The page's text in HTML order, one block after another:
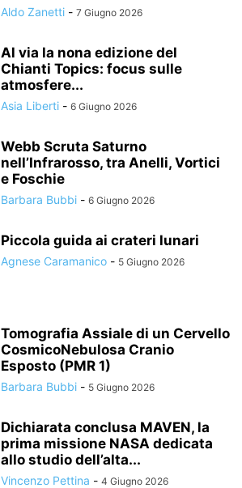
Aldo Zanetti - 7 Giugno 2026
Al via la nona edizione del
Chianti Topics: focus sulle
atmosfere...
Asia Liberti - 6 Giugno 2026
Webb Scruta Saturno
nell’Infrarosso, tra Anelli, Vortici
e Foschie
Barbara Bubbi - 6 Giugno 2026
Piccola guida ai crateri lunari
Agnese Caramanico - 5 Giugno 2026
Tomografia Assiale di un Cervello
CosmicoNebulosa Cranio
Esposto (PMR 1)
Barbara Bubbi - 5 Giugno 2026
Dichiarata conclusa MAVEN, la
prima missione NASA dedicata
allo studio dell’alta...
Vincenzo Pettina - 4 Giugno 2026